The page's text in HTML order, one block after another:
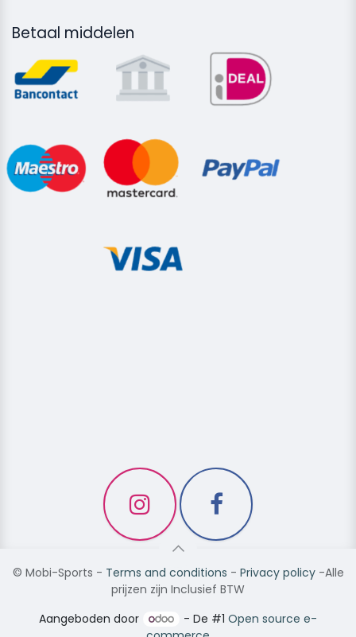
Betaal middelen
© Mobi-Sports - Terms and conditions - Privacy policy-Alle
prijzen zijn Inclusief BTW
Aangeboden door
- De #1Open source e-